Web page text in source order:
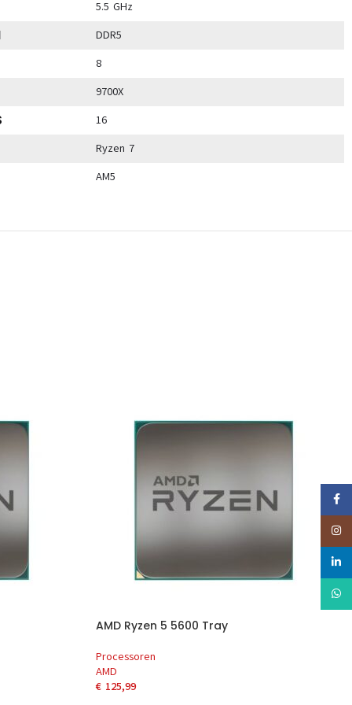
5.5 GHz
DDR5
8
9700X
16
Ryzen 7
AM5
AMD Ryzen 5 5600 Tray
Processoren
AMD
€ 125,99